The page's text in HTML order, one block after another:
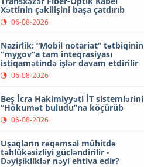
Xəttinin çəkilişini başa çatdırıb
06-08-2026
Nazirlik: “Mobil notariat” tətbiqinin
“mygov”a tam inteqrasiyası
istiqamətində işlər davam etdirilir
06-08-2026
Beş İcra Hakimiyyəti İT sistemlərini
“Hökumət buludu”na köçürüb
06-08-2026
Uşaqların rəqəmsal mühitdə
təhlükəsizliyi gücləndirilir -
Dəyişikliklər nəyi ehtiva edir?